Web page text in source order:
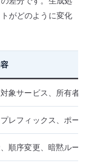
がどのように変化
象サービス、所有者
レフィックス、ポー
順序変更、暗黙ルー